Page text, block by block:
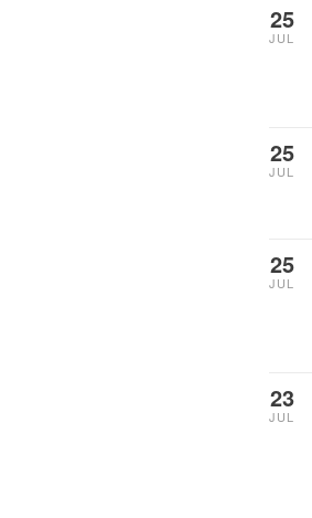
25
JUL
25
JUL
25
JUL
23
JUL